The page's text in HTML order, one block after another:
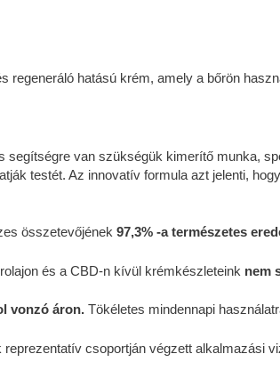
regeneráló hatású krém, amely a bőrön
segítségre van szükségük kimerítő munka,
testét. Az innovatív formula azt jelenti,
összetevőjének 97,3% -a természetes
és a CBD-n kívül krémkészleteink nem
vonzó áron. Tökéletes mindennapi
csoportján végzett alkalmazási